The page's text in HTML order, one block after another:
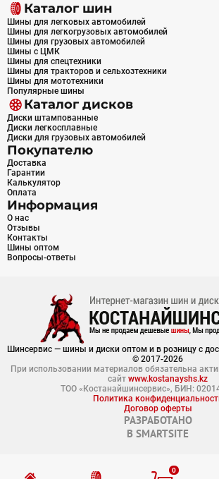
0
Каталог шин
Шины для легковых автомобилей
Шины для легкогрузовых автомобилей
Шины для грузовых автомобилей
Шины с ЦМК
Шины для спецтехники
Шины для тракторов и сельхозтехники
Шины для мототехники
Популярные шины
Каталог дисков
Диски штампованные
Диски легкосплавные
Диски для грузовых автомобилей
Покупателю
Доставка
Гарантии
Калькулятор
Оплата
Информация
О нас
Отзывы
Контакты
Шины оптом
Вопросы-ответы
Шинсервис — шины и диски оптом и в розницу с
© 2017-2026
При использовании материалов обязательна
сайт www.kostanayshs.kz
ТОО «Костанайшинсервис», БИН:
Политика
Договор оферты
РАЗРАБОТАНО
В SMARTSITE